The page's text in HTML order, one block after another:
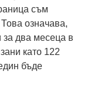
съм
означава,
два месеца в
като 122
бъде